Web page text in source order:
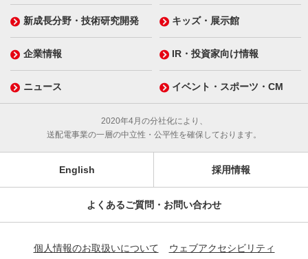
新成長分野・技術研究開発 キッズ・展示館
企業情報 IR・投資家向け情報
ニュース イベント・スポーツ・CM
2020年4月の分社化により、
送配電事業の一層の中立性・公平性を確保しております。
English 採用情報
よくあるご質問・お問い合わせ
個人情報のお取扱いについて
ウェブアクセシビリティ